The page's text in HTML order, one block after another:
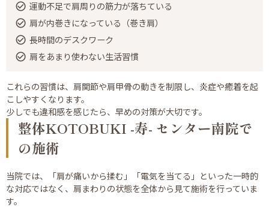
運動不足で肩周りの筋力が落ちている
肩が内巻きになっている（巻き肩）
長時間のデスクワーク
肩をあまり使わない生活習慣
これらの習慣は、肩関節や肩甲骨の動きを制限し、炎症や癒着を起
こしやすくなります。
少しでも違和感を感じたら、早めの対策が大切です。
整体KOTOBUKI -寿- センター南院で
の施術
当院では、「肩が痛いから揉む」「電気を当てる」といった一時的
な対応ではなく、肩まわりの状態を全体から見て施術を行っていま
す。